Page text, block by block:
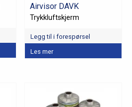
Airvisor DAVK
Trykkluftskjerm
Legg til i forespørsel
Dette
produktet
Les mer